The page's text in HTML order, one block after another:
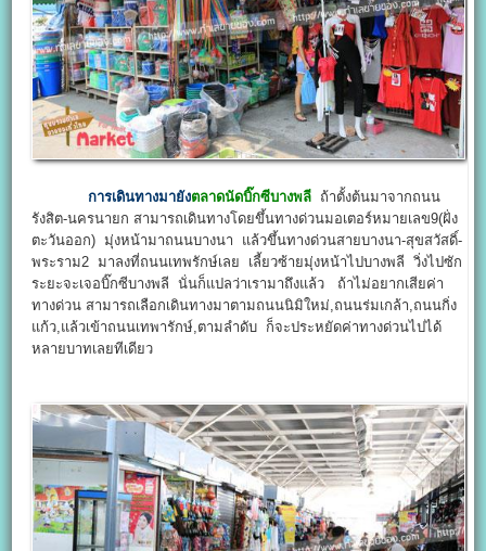
การเดินทางมายังตลาดนัดบิ๊กซีบางพลี ถ้าตั้งต้นมาจากถนน
รังสิต-นครนายก สามารถเดินทางโดยขึ้นทางด่วนมอเตอร์หมายเลข9(ฝั่ง
ตะวันออก) มุ่งหน้ามาถนนบางนา แล้วขึ้นทางด่วนสายบางนา-สุขสวัสดิ์-
พระราม2 มาลงที่ถนนเทพรักษ์เลย เลี้ยวซ้ายมุ่งหน้าไปบางพลี วิ่งไปซัก
ระยะจะเจอบิ๊กซีบางพลี นั่นก็แปลว่าเรามาถึงแล้ว ถ้าไม่อยากเสียค่า
ทางด่วน สามารถเลือกเดินทางมาตามถนนนิมิใหม่,ถนนร่มเกล้า,ถนนกิ่ง
แก้ว,แล้วเข้าถนนเทพารักษ์,ตามลำดับ ก็จะประหยัดค่าทางด่วนไปได้
หลายบาทเลยทีเดียว